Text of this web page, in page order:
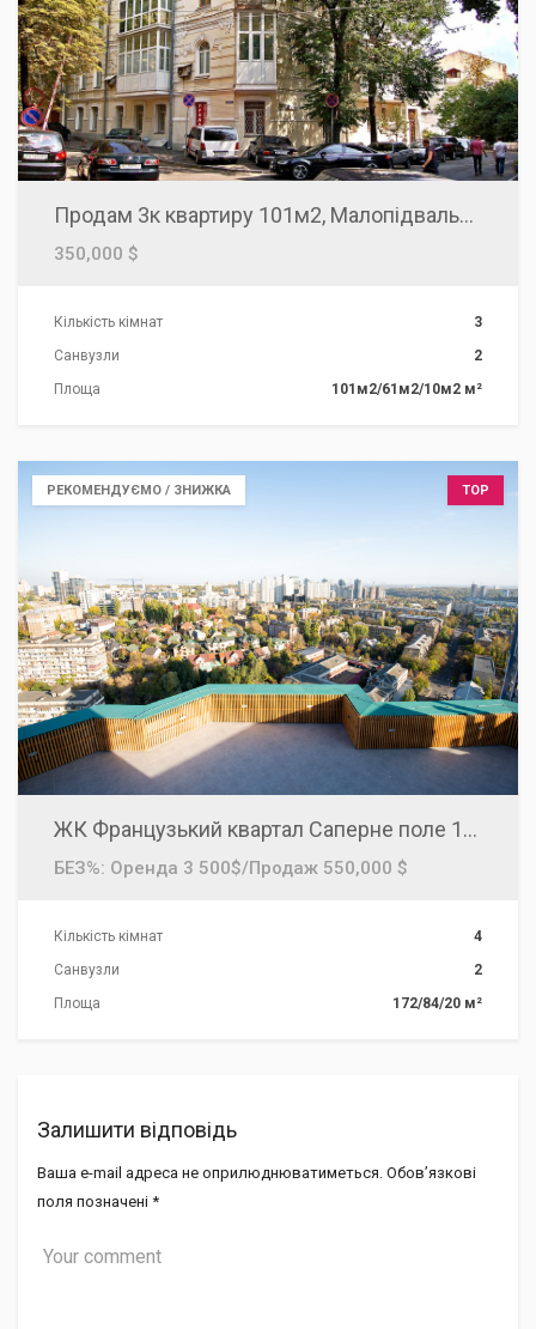
Продам 3к квартиру 101м2, Малопідвальна 12/10, Хрещатик, Майдан Незалежності, Золоті Ворота.
350,000 $
Кількість кімнат
3
Санвузли
2
Площа
101м2/61м2/10м2 м²
РЕКОМЕНДУЄМО / ЗНИЖКА TOP
ЖК Французький квартал Саперне поле 14/55, здам, продам 2 рівневу 4 кімнатну квартиру 172м2 з терасою 90м2
БЕЗ%: Оренда 3 500$/Продаж 550,000 $
Кількість кімнат
4
Санвузли
2
Площа
172/84/20 м²
Залишити відповідь
Ваша e-mail адреса не оприлюднюватиметься. Обов’язкові
поля позначені *